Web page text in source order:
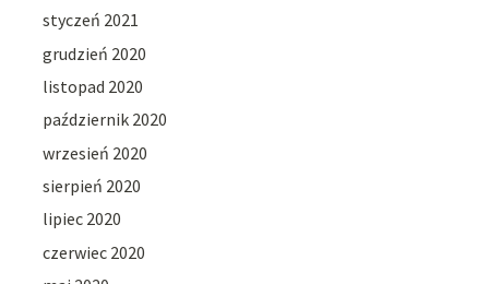
styczeń 2021
grudzień 2020
listopad 2020
październik 2020
wrzesień 2020
sierpień 2020
lipiec 2020
czerwiec 2020